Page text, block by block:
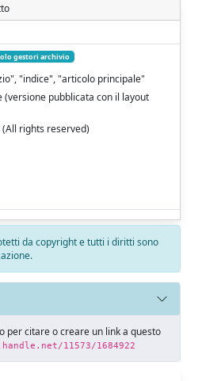
gestori archivio
"indice", "articolo principale"
pubblicata con il layout
rights reserved)
da copyright e tutti i diritti sono
per citare o creare un link a questo
11573/1684922